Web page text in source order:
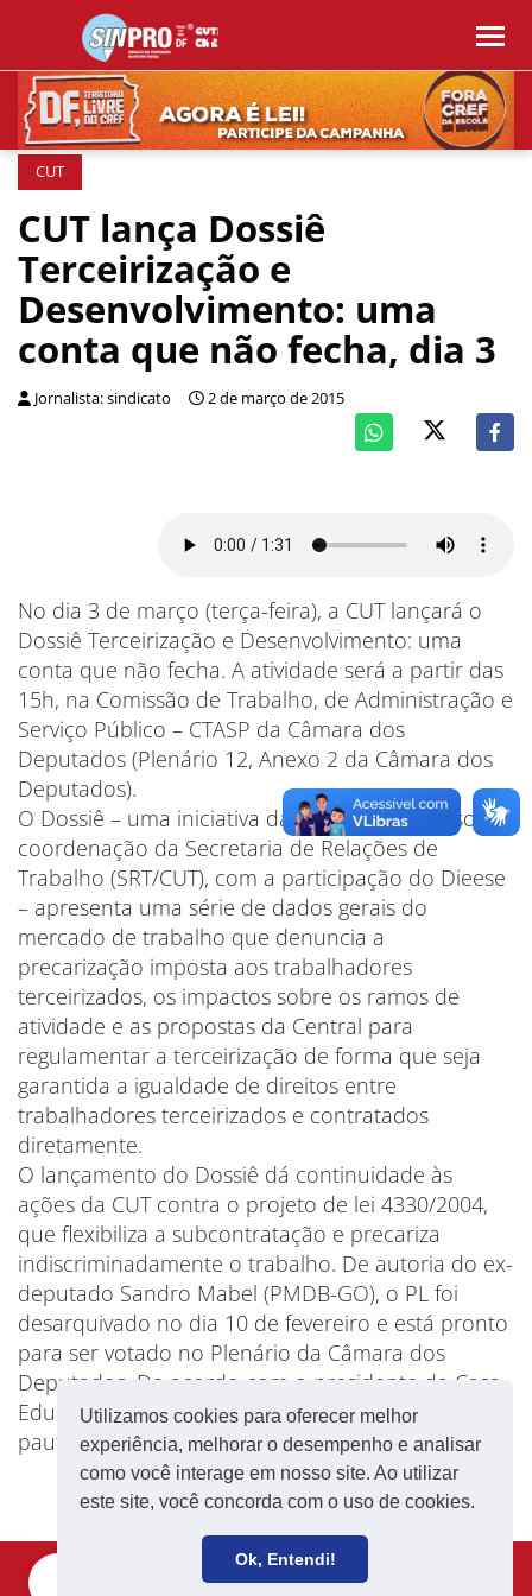
Utilizamos cookies para oferecer melhor
experiência, melhorar o desempenho e analisar
como você interage em nosso site. Ao utilizar
este site, você concorda com o uso de cookies.
Ok, Entendi!
CUT
CUT lança Dossiê
Terceirização e
Desenvolvimento: uma
conta que não fecha, dia 3
Jornalista: sindicato 2 de março de 2015
No dia 3 de março (terça-feira), a CUT lançará o
Dossiê Terceirização e Desenvolvimento: uma
conta que não fecha. A atividade será a partir das
15h, na Comissão de Trabalho, de Administração e
Serviço Público – CTASP da Câmara dos
Deputados (Plenário 12, Anexo 2 da Câmara dos
Deputados).
O Dossiê – uma iniciativa da CUT, elaborado sob a
coordenação da Secretaria de Relações de
Trabalho (SRT/CUT), com a participação do Dieese
– apresenta uma série de dados gerais do
mercado de trabalho que denuncia a
precarização imposta aos trabalhadores
terceirizados, os impactos sobre os ramos de
atividade e as propostas da Central para
regulamentar a terceirização de forma que seja
garantida a igualdade de direitos entre
trabalhadores terceirizados e contratados
diretamente.
O lançamento do Dossiê dá continuidade às
ações da CUT contra o projeto de lei 4330/2004,
que flexibiliza a subcontratação e precariza
indiscriminadamente o trabalho. De autoria do ex-
deputado Sandro Mabel (PMDB-GO), o PL foi
desarquivado no dia 10 de fevereiro e está pronto
para ser votado no Plenário da Câmara dos
Deputados. De acordo com o presidente da Casa,
Eduardo Cunha (PMDB-RJ), o texto entrará em
pauta em abril.
Receba notícias